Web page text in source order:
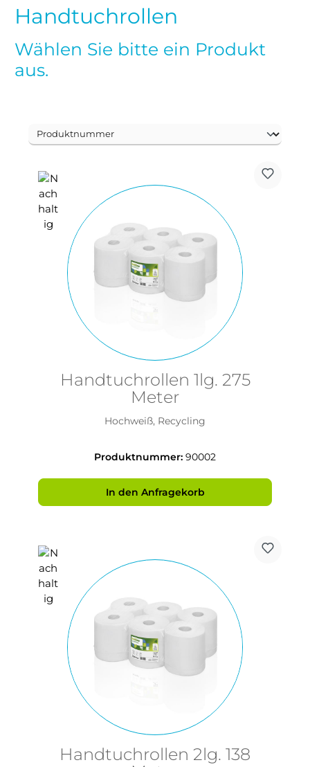
Handtuchrollen
Wählen Sie bitte ein Produkt
aus.
Handtuchrollen 1lg. 275
Meter
Hochweiß, Recycling
Produktnummer: 90002
In den Anfragekorb
Handtuchrollen 2lg. 138